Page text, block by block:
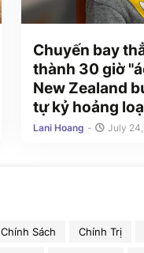
Chuyến bay
thành 30 giờ
New Zealand
tự kỷ hoảng
Lani Hoang - July
Chính Sách Chính Trị